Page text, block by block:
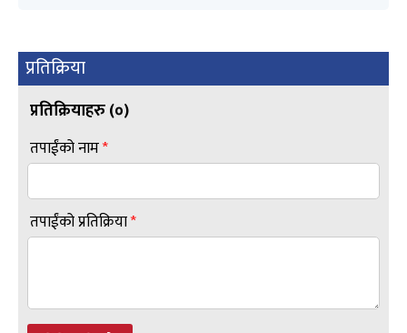
प्रतिक्रिया
प्रतिक्रियाहरु (०)
तपाईंको नाम*
तपाईंको प्रतिक्रिया*